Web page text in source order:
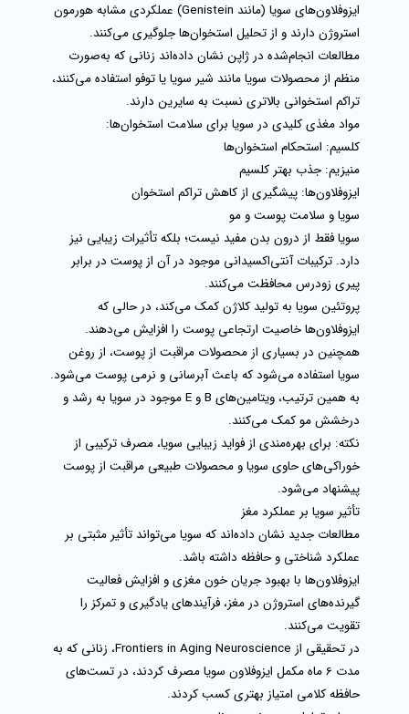
ایزوفلاون‌های سویا (مانند Genistein) عملکردی مشابه هورمون
استروژن دارند و از تحلیل استخوان‌ها جلوگیری می‌کنند.
مطالعات انجام‌شده در ژاپن نشان داده‌اند زنانی که به‌صورت
منظم از محصولات سویا مانند شیر سویا یا توفو استفاده می‌کنند،
تراکم استخوانی بالاتری نسبت به سایرین دارند.
مواد مغذی کلیدی در سویا برای سلامت استخوان‌ها:
کلسیم: استحکام استخوان‌ها
منیزیم: جذب بهتر کلسیم
ایزوفلاون‌ها: پیشگیری از کاهش تراکم استخوان
سویا و سلامت پوست و مو
سویا فقط از درون بدن مفید نیست؛ بلکه تأثیرات زیبایی نیز
دارد. ترکیبات آنتی‌اکسیدانی موجود در آن از پوست در برابر
پیری زودرس محافظت می‌کنند.
پروتئین سویا به تولید کلاژن کمک می‌کند، در حالی که
ایزوفلاون‌ها خاصیت ارتجاعی پوست را افزایش می‌دهند.
همچنین در بسیاری از محصولات مراقبت از پوست، از روغن
سویا استفاده می‌شود که باعثآبرسانی و نرمی پوستمی‌شود.
به همین ترتیب، ویتامین‌های B و E موجود در سویا به رشد و
درخشش مو کمک می‌کنند.
نکته: برای بهره‌مندی از فواید زیبایی سویا، مصرف ترکیبی از
خوراکی‌های حاوی سویا و محصولات طبیعی مراقبت از پوست
پیشنهاد می‌شود.
تأثیر سویا بر عملکرد مغز
مطالعات جدید نشان داده‌اند که سویامی‌تواند تأثیر مثبتی بر
عملکرد شناختی و حافظه داشته باشد.
ایزوفلاون‌ها با بهبود جریان خون مغزی و افزایش فعالیت
گیرنده‌های استروژن در مغز، فرآیندهای یادگیری و تمرکز را
تقویت می‌کنند.
در تحقیقی از Frontiers in Aging Neuroscience، زنانی که به
مدت 6 ماه مکمل ایزوفلاون سویا مصرف کردند، در تست‌های
حافظه کلامی امتیاز بهتری کسب کردند.